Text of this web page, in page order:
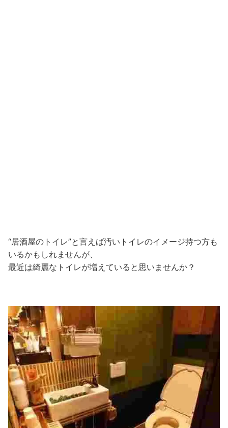
“居酒屋のトイレ”と言えば汚いトイレのイメージ持つ方も
いるかもしれませんが、
最近は綺麗なトイレが増えていると思いませんか？